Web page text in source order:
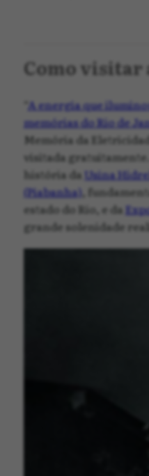
Como visitar
A energia que
memórias do Rio de
Memória da
visitada
história da Usina
(Piabanha),
estado do Rio, e da
grande solenidade